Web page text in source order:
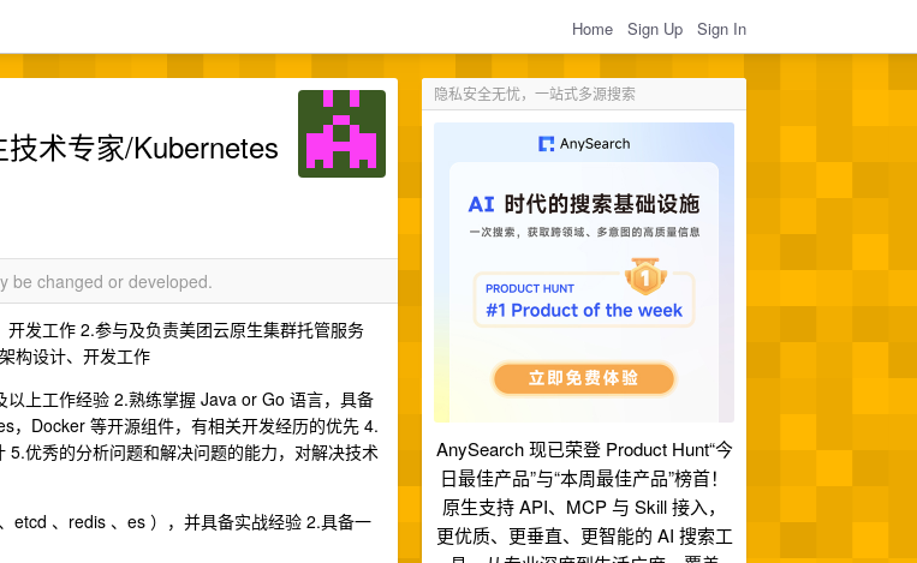
Home Sign Up Sign In
隐私安全无忧，一站式多源搜索
AnySearch 现已荣登 Product Hunt“今
日最佳产品”与“本周最佳产品”榜首！
原生支持 API、MCP 与 Skill 接入，
更优质、更垂直、更智能的 AI 搜索工
术专家/Kubernetes
be changed or developed.
发工作 2.参与及负责美团云原生集群托管服务
构设计、开发工作
上工作经验 2.熟练掌握 Java or Go 语言，具备
，Docker 等开源组件，有相关开发经历的优先 4.
优秀的分析问题和解决问题的能力，对解决技术
etcd 、redis 、es ），并具备实战经验 2.具备一